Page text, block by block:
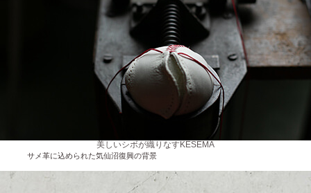
美しいシボが織りなすKESEMA
サメ革に込められた気仙沼復興の背景